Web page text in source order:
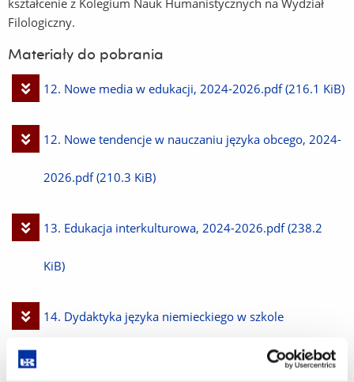
kształcenie z Kolegium Nauk Humanistycznych na Wydział
Filologiczny.
Materiały do pobrania
Pobierz
12. Nowe media w edukacji, 2024-2026.pdf (216.1 KiB)
Pobierz
plik
12. Nowe tendencje w nauczaniu języka obcego, 2024-
2026.pdf (210.3 KiB)
Pobierz
plik
13. Edukacja interkulturowa, 2024-2026.pdf (238.2
KiB)
Pobierz
14. Dydaktyka języka niemieckiego w szkole
(237.3 KiB)